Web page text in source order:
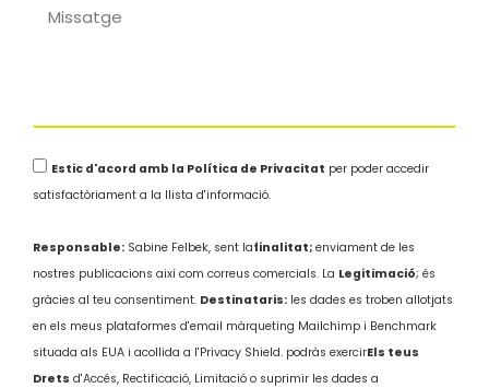
Estic d'acord amb la Política de Privacitat per poder accedir
satisfactòriament a la llista d'informació.
Responsable: Sabine Felbek, sent lafinalitat; enviament de les
nostres publicacions així com correus comercials. La Legitimació; és
gràcies al teu consentiment. Destinataris: les dades es troben allotjats
en els meus plataformes d'email màrqueting Mailchimp i Benchmark
situada als EUA i acollida a l'Privacy Shield. podràs exercirEls teus
Drets d'Accés, Rectificació, Limitació o suprimir les dades a